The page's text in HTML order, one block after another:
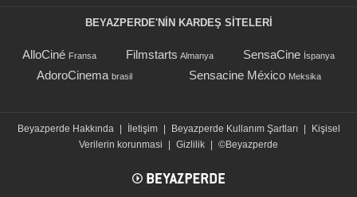
BEYAZPERDE'NIN KARDEŞ SİTELERİ
AlloCiné Fransa Filmstarts Almanya SensaCine İspanya
AdoroCinema brasil Sensacine México Meksika
Beyazperde Hakkında | İletişim | Beyazperde Kullanım Şartları |
Kişisel
Verilerin korunmasi
| Gizlilik | ©Beyazperde